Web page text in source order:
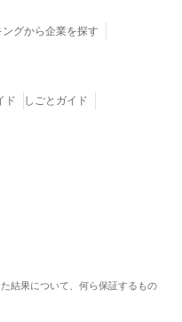
ングから企業を探す
ド
しごとガイド
結果について、何ら保証するもの